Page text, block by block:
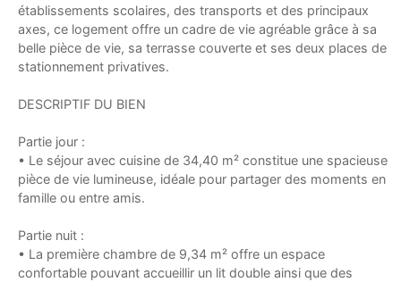
établissements scolaires, des transports et des principaux
axes, ce logement offre un cadre de vie agréable grâce à sa
belle pièce de vie, sa terrasse couverte et ses deux places de
stationnement privatives.
DESCRIPTIF DU BIEN
Partie jour :
• Le séjour avec cuisine de 34,40 m² constitue une spacieuse
pièce de vie lumineuse, idéale pour partager des moments en
famille ou entre amis.
Partie nuit :
• La première chambre de 9,34 m² offre un espace
confortable pouvant accueillir un lit double ainsi que des